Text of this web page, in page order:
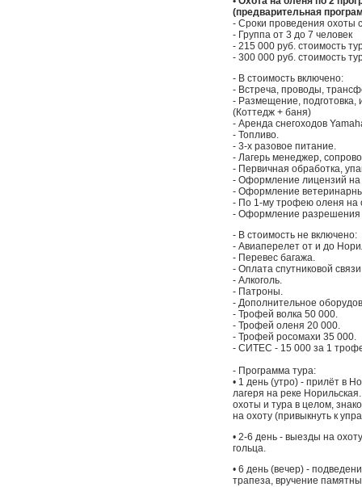
(предварительная
- Сроки проведения охоты
- Группа от 3 до 7 человек
- 215 000 руб. стоимость
- 300 000 руб. стоимость
- В стоимость включено:
- Встреча, проводы,
- Размещение, подготовка,
(Коттедж + баня)
- Аренда снегоходов
- Топливо.
- 3-х разовое питание.
- Лагерь менеджер,
- Первичная обработка,
- Оформление лицензий на
- Оформление
- По 1-му трофею оленя на
- Оформление разрешения
- В стоимость не включено:
- Авиаперелет от и до
- Перевес багажа.
- Оплата спутниковой
- Алкоголь.
- Патроны.
- Дополнительное
- Трофей волка 50 000.
- Трофей оленя 20 000.
- Трофей росомахи 35 000.
- СИТЕС - 15 000 за 1
- Программа тура:
• 1 день (утро) - прилёт в
лагеря на реке
охоты и тура в целом,
на охоту (привыкнуть к
• 2-6 день - выезды на
гольца.
• 6 день (вечер) -
трапеза, вручение